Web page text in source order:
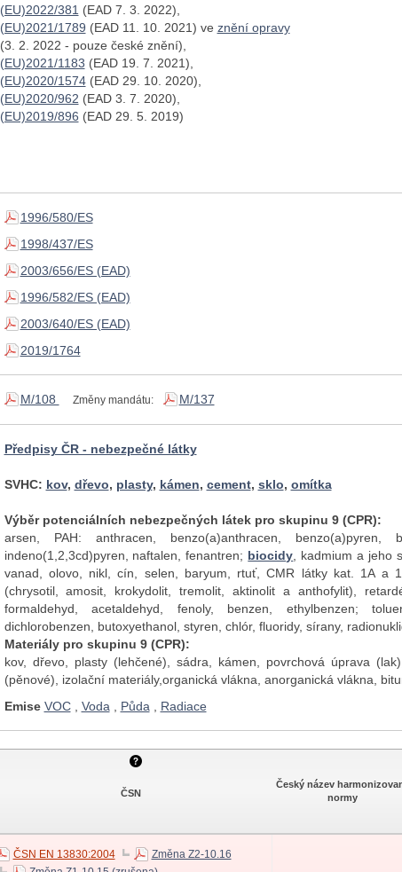
(EU)2022/381 (EAD 7. 3. 2022),
(EU)2021/1789 (EAD 11. 10. 2021) ve znění opravy
(3. 2. 2022 - pouze české znění),
(EU)2021/1183 (EAD 19. 7. 2021),
(EU)2020/1574(EAD 29. 10. 2020),
(EU)2020/962 (EAD 3. 7. 2020),
(EU)2019/896 (EAD 29. 5. 2019)
1996/580/ES
1998/437/ES
2003/656/ES (EAD)
1996/582/ES (EAD)
2003/640/ES (EAD)
2019/1764
M/108 Změny mandátu: M/137
Předpisy ČR - nebezpečné látky
SVHC: kov, dřevo, plasty, kámen, cement, sklo, omítka
Výběr potenciálních nebezpečných látek pro skupinu 9 (CPR):
arsen, PAH: anthracen, benzo(a)anthracen, benzo(a)pyren,
indeno(1,2,3cd)pyren, naftalen, fenantren; biocidy , kadmium a jeho
vanad, olovo, nikl, cín, selen, baryum, rtuť, CMR látky kat. 1A a
(chrysotil, amosit, krokydolit, tremolit, aktinolit a anthofylit),
formaldehyd, acetaldehyd, fenoly, benzen, ethylbenzen;
dichlorobenzen, butoxyethanol, styren, chlór, fluoridy, sírany,
Materiály pro skupinu 9 (CPR):
kov, dřevo, plasty (lehčené), sádra, kámen, povrchová úprava
(pěnové), izolační materiály,organická vlákna, anorganická vlákna,
Emise VOC, Voda Půda Radiace
ČSN
Český název
normy
ČSN EN 13830:2004
Změna Z2-10.16